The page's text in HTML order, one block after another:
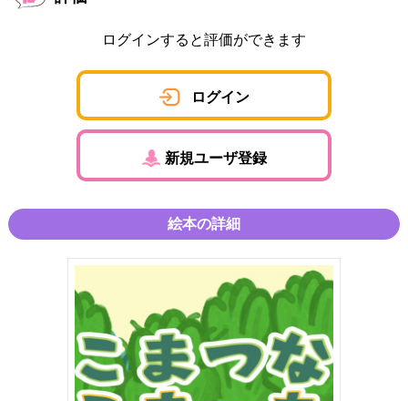
ログインすると評価ができます
ログイン
新規ユーザ登録
絵本の詳細